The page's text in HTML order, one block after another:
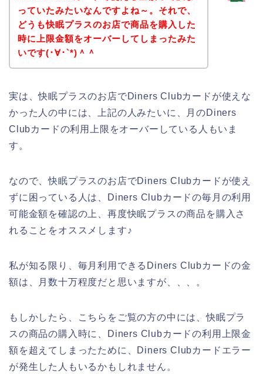
っていたみたいなんですよね～。それで、
どうも快眠プラスのお店で商品を購入した
時に上限金額をオーバーしてしまったみた
いです(･∀･`*)＾＾
実は、快眠プラスのお店でDiners Clubカードが使えな
かった人の中には、上記の人みたいに、月のDiners
Clubカードの利用上限をオーバーしている人もいま
す。
なので、快眠プラスのお店でDiners Clubカードが使え
ずに困っている人は、Diners Clubカードの毎月の利用
可能金額を確認の上、再度快眠プラスの商品を購入さ
れることをオススメします♪
私が知る限り、毎月利用できるDiners Clubカードの金
額は、月数十万程度だと思いますが、、、。
もしかしたら、こちらをご覧の方の中には、快眠プラ
スの商品の購入時に、Diners Clubカードの利用上限金
額を超えてしまったために、Diners Clubカードエラー
が発生した人もいるかもしれません。